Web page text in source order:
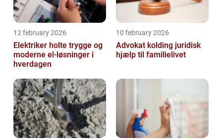
12 february 2026
Elektriker holte trygge og
moderne el-løsninger i
hverdagen
10 february 2026
Advokat kolding juridisk
hjælp til familielivet